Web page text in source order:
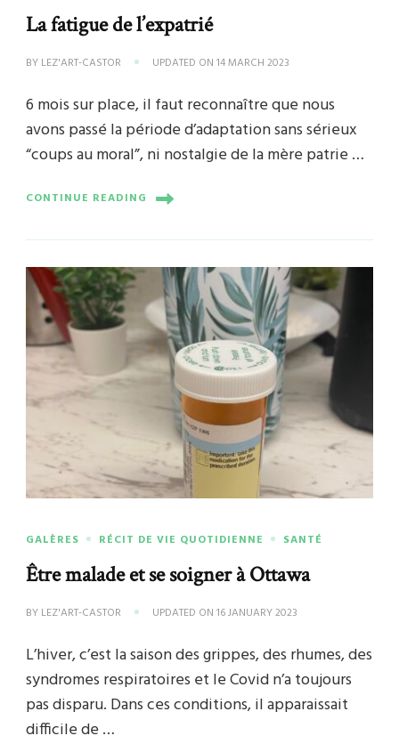
La fatigue de l’expatrié
BY LEZ'ART-CASTOR UPDATED ON 14 MARCH 2023
6 mois sur place, il faut reconnaître que nous
avons passé la période d’adaptation sans sérieux
“coups au moral”, ni nostalgie de la mère patrie …
CONTINUE READING
GALÈRES RÉCIT DE VIE QUOTIDIENNE SANTÉ
Être malade et se soigner à Ottawa
BY LEZ'ART-CASTOR UPDATED ON 16 JANUARY 2023
L’hiver, c’est la saison des grippes, des rhumes, des
syndromes respiratoires et le Covid n’a toujours
pas disparu. Dans ces conditions, il apparaissait
difficile de …